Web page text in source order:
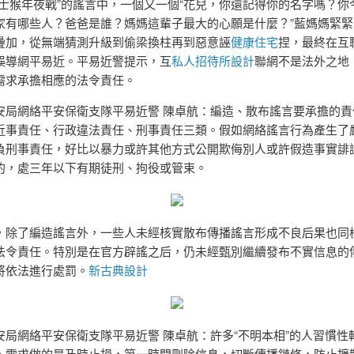
猴年夜戰”的謠言中，一個又一個“花兒，你還記得你的名字嗎？你
有哪些人？爸爸是誰？媽媽這輩子最大的心願是什麼？”藍媽媽緊
加，從無端猜測升級到偷梁換柱再到惡意誣健康住宅捏，最終在互
導網平易近。平易近警提示，互私人招待所設計聯網不是法外之地
求承擔相應的法令責任。
局網絡平安保衛支隊平易近警 陳卓航：編造、散布謠言要承擔的
事責任、行政違法責任、刑事責任三類。假如網絡謠言行為產生了
刑事責任，好比以暴力或許其他方式公開欺侮別人或許假造事實誹
，處三年以下有期徒刑、拘役或管束。
除了編造謠言外，一些人未經核實散布傳播謠言形成不良后果也同
令責任。特別是在官方辟謠之后，仍未經甄別繼續發布不實信息的
法進行處罰。 新古典設計
局網絡平安保衛支隊平易近警 陳卓航：許多“不明本相”的人習慣性